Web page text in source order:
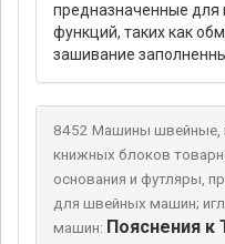
предназначенные
функций, таких как
зашивание
8452 Машины швейные,
книжных блоков
основания и футляры,
для швейных машин;
машин: Пояснения